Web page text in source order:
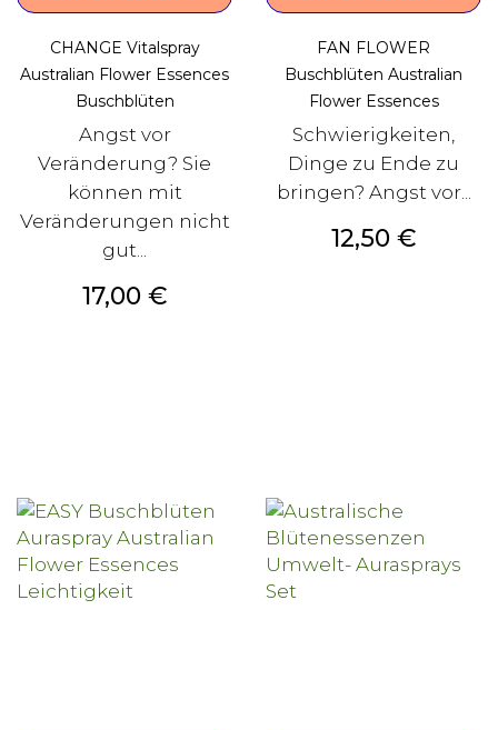
CHANGE Vitalspray
Australian Flower Essences
Buschblüten
Angst vor
Veränderung? Sie
können mit
Veränderungen nicht
gut...
Preis
17,00 €
FAN FLOWER
Buschblüten Australian
Flower Essences
Schwierigkeiten,
Dinge zu Ende zu
bringen? Angst vor...
Preis
12,50 €